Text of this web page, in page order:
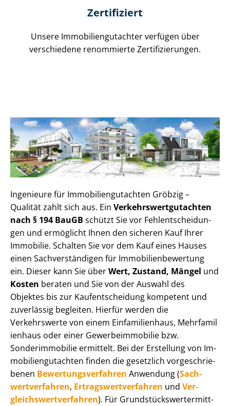
Zertifiziert
Unsere Immobilien­gutachter verfügen über
verschiedene renommierte Zer­ti­fi­zie­run­gen.
Ingenieure für Im­mo­bi­li­en­gut­ach­ten Gröbzig –
Qualität zahlt sich aus. Ein Ver­kehrs­wert­gut­ach­ten
nach § 194 BauGB schützt Sie vor Fehl­ent­schei­dun­
gen und ermöglicht Ihnen den sicheren Kauf Ihrer
Immobilie. Schalten Sie vor dem Kauf eines Hauses
einen Sach­ver­stän­di­gen für Im­mo­bi­li­en­be­wer­tung
ein. Dieser kann Sie überWert, Zustand, Mängel und
Kosten beraten und Sie von der Auswahl des
Objektes bis zur Kauf­ent­schei­dung kompetent und
zuverlässig begleiten. Hierfür werden die
Verkehrswerte von einem Einfamilienhaus, Mehr­fa­mi­l
i­en­haus oder einer Ge­wer­be­im­mo­bi­lie bzw.
Sonderimmobilie ermittelt. Bei der Erstellung von Im­
mo­bi­li­en­gut­ach­ten finden die gesetzlich vor­ge­schrie­
be­nen Be­wer­tungs­ver­fah­ren Anwendung (Sach­
wert­ver­fah­ren, Er­trags­wert­ver­fah­ren und Ver­
gleichs­wert­ver­fah­ren). Für Grund­stücks­wert­ermitt­